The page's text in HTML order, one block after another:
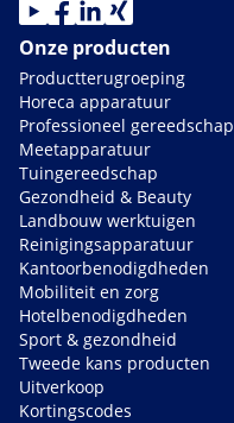
Onze producten
Productterugroeping
Horeca apparatuur
Professioneel gereedschap
Meetapparatuur
Tuingereedschap
Gezondheid & Beauty
Landbouw werktuigen
Reinigingsapparatuur
Kantoorbenodigdheden
Mobiliteit en zorg
Hotelbenodigdheden
Sport & gezondheid
Tweede kans producten
Uitverkoop
Kortingscodes